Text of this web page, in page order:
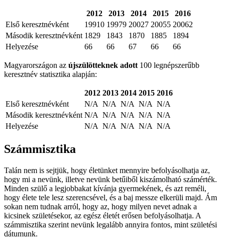
2012 2013 2014 2015
2016
Első keresztnévként
19910 19979 20027 20055 20062
Második keresztnévként 1829 1843 1870 1885
1894
Helyezése
66 66 67 66 66
Magyarországon az újszülötteknek adott100 legnépszerűbb
keresztnév statisztika alapján:
2012 2013 2014 2015 2016
Első keresztnévként
N/A N/A N/A N/A N/A
Második keresztnévként N/A N/A N/A N/A N/A
Helyezése
N/A N/A N/A N/A N/A
Számmisztika
Talán nem is sejtjük, hogy életünket mennyire befolyásolhatja az,
hogy mi a nevünk, illetve nevünk betűiből kiszámolható számérték.
Minden szülő a legjobbakat kívánja gyermekének, és azt reméli,
hogy élete tele lesz szerencsével, és a baj messze elkerüli majd. Ám
sokan nem tudnak arról, hogy az, hogy milyen nevet adnak a
kicsinek születésekor, az egész életét erősen befolyásolhatja. A
számmisztika szerint nevünk legalább annyira fontos, mint születési
dátumunk.